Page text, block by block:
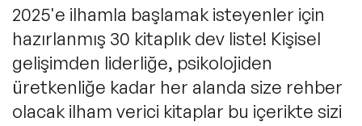
Exclusive Konuşmacılar
Tüm Konuşmacılar
Exclusive Konuşmacılarımız
Ünlü Konuşmacılar
Keynote & Konuşma
Master Class Workshop
INFLUENCER
HAKKIMIZDA
2025'e ilhamla başlamak isteyenler için
hazırlanmış 30 kitaplık dev liste! Kişisel
gelişimden liderliğe, psikolojiden
üretkenliğe kadar her alanda size rehber
olacak ilham verici kitaplar bu içerikte sizi